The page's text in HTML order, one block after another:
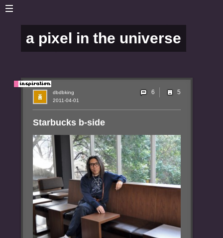
a pixel in the universe
Starbucks b-side
2011-04-01
dbdbking 6